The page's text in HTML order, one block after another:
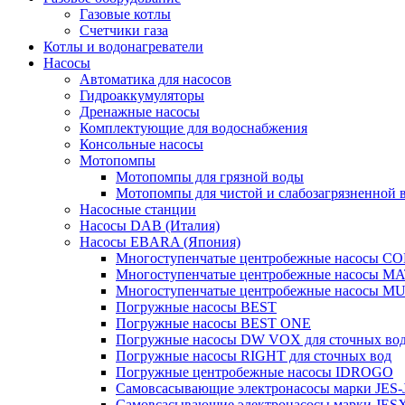
Газовые котлы
Счетчики газа
Котлы и водонагреватели
Насосы
Автоматика для насосов
Гидроаккумуляторы
Дренажные насосы
Комплектующие для водоснабжения
Консольные насосы
Мотопомпы
Мотопомпы для грязной воды
Мотопомпы для чистой и слабозагрязненной
Насосные станции
Насосы DAB (Италия)
Насосы EBARA (Япония)
Многоступенчатые центробежные насосы
Многоступенчатые центробежные насосы
Многоступенчатые центробежные насосы
Погружные насосы BEST
Погружные насосы BEST ONE
Погружные насосы DW VOX для сточных
Погружные насосы RIGHT для сточных вод
Погружные центробежные насосы IDROGO
Самовсасывающие электронасосы марки JES-